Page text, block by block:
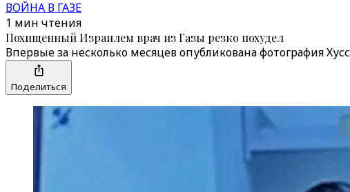
ВОЙНА В ГАЗЕ
1 мин чтения
Похищенный Израилем врач из Газы резко похудел
Впервые за несколько месяцев опубликована фотография
Поделиться